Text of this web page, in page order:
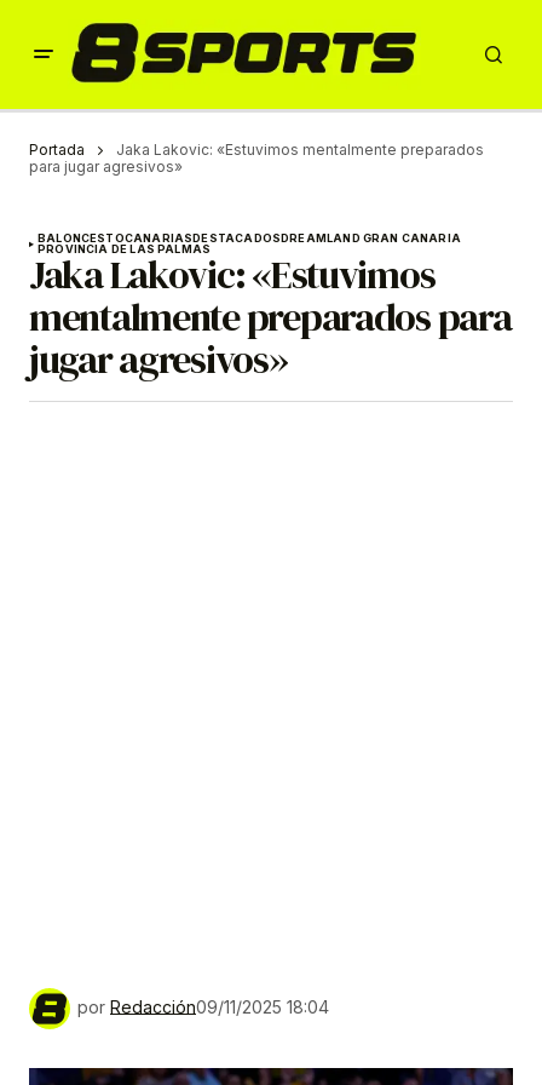
Portada
Jaka Lakovic: «Estuvimos mentalmente preparados
para jugar agresivos»
BALONCESTOCANARIASDESTACADOSDREAMLAND GRAN CANARIA
PROVINCIA DE LAS PALMAS
Jaka Lakovic: «Estuvimos
mentalmente preparados para
jugar agresivos»
por Redacción09/11/2025 18:04